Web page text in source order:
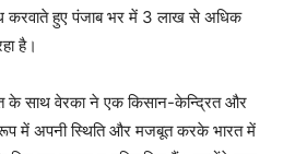
करवाते हुए पंजाब भर में 3 लाख से अधिक
है।
साथ वेरका ने एक किसान-केन्द्रित और
रूप में अपनी स्थिति और मजबूत करके भारत में